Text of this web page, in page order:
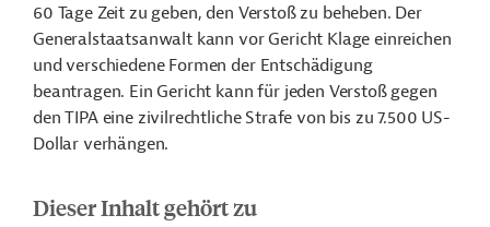
60 Tage Zeit zu geben, den Verstoß zu beheben. Der
Generalstaatsanwalt kann vor Gericht Klage einreichen
und verschiedene Formen der Entschädigung
beantragen. Ein Gericht kann für jeden Verstoß gegen
den TIPA eine zivilrechtliche Strafe von bis zu 7.500 US-
Dollar verhängen.
Dieser Inhalt gehört zu